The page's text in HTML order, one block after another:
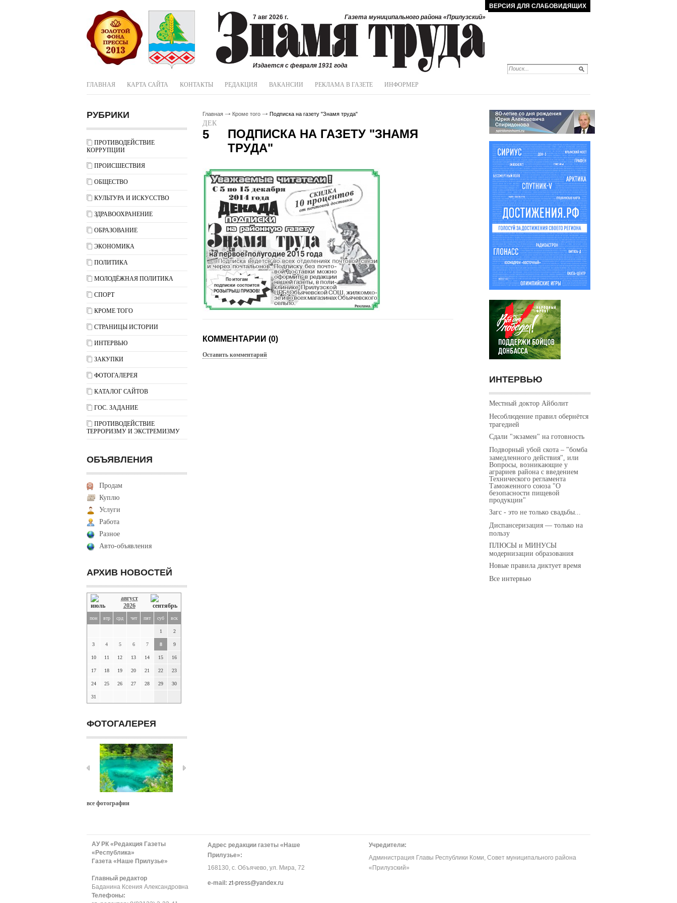
ВЕРСИЯ ДЛЯ СЛАБОВИДЯЩИХ
7 авг 2026 г.
Газета муниципального района «Прилузский»
Издается с февраля 1931 года
ГЛАВНАЯ КАРТА САЙТА КОНТАКТЫ РЕДАКЦИЯ ВАКАНСИИ РЕКЛАМА В ГАЗЕТЕ ИНФОРМЕР
РУБРИКИ
ПРОТИВОДЕЙСТВИЕ
КОРРУПЦИИ
ПРОИСШЕСТВИЯ
ОБЩЕСТВО
КУЛЬТУРА И ИСКУССТВО
ЗДРАВООХРАНЕНИЕ
ОБРАЗОВАНИЕ
ЭКОНОМИКА
ПОЛИТИКА
МОЛОДЁЖНАЯ ПОЛИТИКА
СПОРТ
КРОМЕ ТОГО
СТРАНИЦЫ ИСТОРИИ
ИНТЕРВЬЮ
ЗАКУПКИ
ФОТОГАЛЕРЕЯ
КАТАЛОГ САЙТОВ
ГОС. ЗАДАНИЕ
ПРОТИВОДЕЙСТВИЕ
ТЕРРОРИЗМУ И ЭКСТРЕМИЗМУ
ОБЪЯВЛЕНИЯ
Продам
Куплю
Услуги
Работа
Разное
Авто-объявления
АРХИВ НОВОСТЕЙ
август
2026
пон втр срд чет пят суб вск
1 2
3 4 5 6 7 8 9
10 11 12 13 14 15 16
17 18 19 20 21 22 23
24 25 26 27 28 29 30
31
ФОТОГАЛЕРЕЯ
все фотографии
Главная Кроме того Подписка на газету "Знамя труда"
ДЕК
5
ПОДПИСКА НА ГАЗЕТУ "ЗНАМЯ
ТРУДА"
КОММЕНТАРИИ (0)
Оставить комментарий
ИНТЕРВЬЮ
Местный доктор Айболит
Несоблюдение правил обернётся
трагедией
Сдали "экзамен" на готовность
Подворный убой скота – "бомба
замедленного действия", или
Вопросы, возникающие у
аграриев района с введением
Технического регламента
Таможенного союза "О
безопасности пищевой
продукции"
Загс - это не только свадьбы...
Диспансеризация — только на
пользу
ПЛЮСЫ и МИНУСЫ
модернизации образования
Новые правила диктует время
Все интервью
АУ РК «Редакция Газеты
«Республика»
Газета «Наше Прилузье»
Главный редактор
Баданина Ксения Александровна
Телефоны:
Адрес редакции газеты «Наше
Прилузье»:
168130, с. Объячево, ул. Мира, 72
е-mail: zt-press@yandex.ru
Учредители:
Администрация Главы Республики Коми, Совет муниципального района
«Прилузский»